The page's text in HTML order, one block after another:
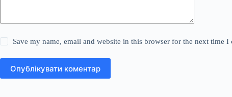
Save my name, email and website in this browser for the next time I
Опублікувати коментар